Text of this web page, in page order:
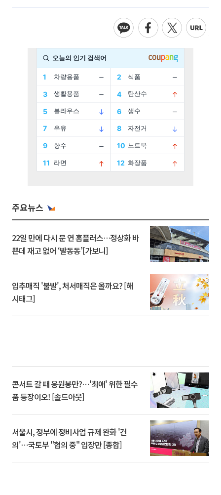
주요뉴스
22일 만에 다시 문 연 홈플러스…정상화 바
쁜데 재고 없어 ‘발동동’[가보니]
입추매직 '불발', 처서매직은 올까요? [해
시태그]
콘서트 갈 때 응원봉만?⋯'최애' 위한 필수
품 등장이오! [솔드아웃]
서울시, 정부에 정비사업 규제 완화 '건
의'⋯국토부 "협의 중" 입장만 [종합]